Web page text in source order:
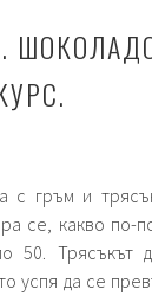
с гръм и
се, какво по-
50. Трясъкът
успя да се